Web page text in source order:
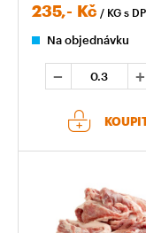
235,- Kč / KG s
Na objednávku